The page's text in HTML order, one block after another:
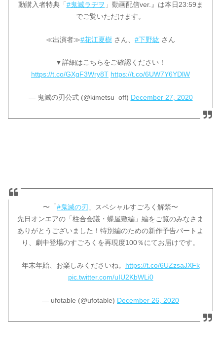
動購入者特典「 #鬼滅ラヂヲ 」動画配信ver.』は本日23:59ま
でご覧いただけます。
≪出演者≫#花江夏樹 さん、 #下野紘 さん
▼詳細はこちらをご確認ください！
https://t.co/GXgF3Wry8T https://t.co/6UW7Y6YDlW
— 鬼滅の刃公式 (@kimetsu_off) December 27, 2020
〜「 #鬼滅の刃 」スペシャルすごろく解禁〜
先日オンエアの「柱合会議・蝶屋敷編」編をご覧のみなさま
ありがとうございました！特別編のための新作予告パートよ
り、劇中登場のすごろくを再現度100％にてお届けです。
年末年始、お楽しみくださいね。 https://t.co/6UZzsaJXFk
pic.twitter.com/uIU2KbWLi0
— ufotable (@ufotable) December 26, 2020